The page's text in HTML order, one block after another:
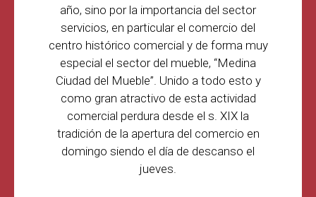
año, sino por la importancia del sector
servicios, en particular el comercio del
centro histórico comercial y de forma muy
especial el sector del mueble, “Medina
Ciudad del Mueble”. Unido a todo esto y
como gran atractivo de esta actividad
comercial perdura desde el s. XIX la
tradición de la apertura del comercio en
domingo siendo el día de descanso el
jueves.